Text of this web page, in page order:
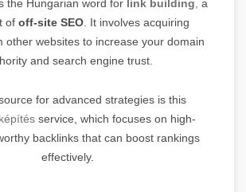
the Hungarian word for link building a
of off-site SEO. It involves acquiring
other websites to increase your domain
and search engine trust.
for advanced strategies is this
service, which focuses on high-
backlinks that can boost rankings
effectively.